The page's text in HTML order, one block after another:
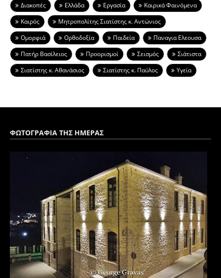
Διακοπές
Ελλάδα Εργασία
Καιρικά Φαινόμενα
Καιρός
Μητροπολίτης Σιατίστης κ. Αντώνιος
Ομορφιά
Ορθοδοξία Παιδεία
Παναγια Ελεουσα
Πατήρ Βασίλειος
Προορισμοί Σεισμός
Σιάτιστα
Σιατίστης κ. Αθανάσιος
Σιατίστης κ. Παύλος Υγεία
ΦΩΤΟΓΡΑΦΙΑ ΤΗΣ ΗΜΕΡΑΣ